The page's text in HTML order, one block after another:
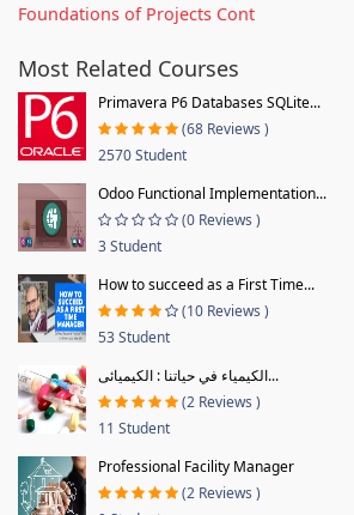
Foundations of Projects Cont
Most Related Courses
Primavera P6 Databases SQLite...
(68 Reviews )
2570 Student
Odoo Functional Implementation...
(0 Reviews )
3 Student
How to succeed as a First Time...
(10 Reviews )
53 Student
الكيمياء في حياتنا : الكيميائى...
(2 Reviews )
11 Student
Professional Facility Manager
(2 Reviews )